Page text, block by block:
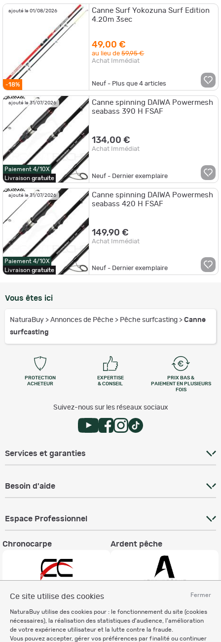
Fermer
Ce site utilise des cookies
NaturaBuy utilise des cookies pour : le fonctionnement du site (cookies
nécessaires), la réalisation des statistiques d'audience, l'amélioration
de votre expérience utilisateur et la lutte contre la fraude.
Vous pouvez accepter, gérer vos préférences par finalité ou continuer
ajouté le 01/08/2026
-18%
Canne Surf Yokozuna Surf Edition
4.20m 3sec
49,00 €
au lieu de59,95 €
Achat Immédiat
Neuf - Plus que4 articles
ajouté le 31/07/2026
Paiement 4/10X
Livraison gratuite
Canne spinning DAIWA Powermesh
seabass 390 H FSAF
134,00 €
Achat Immédiat
Neuf - Dernier exemplaire
ajouté le 31/07/2026
Paiement 4/10X
Livraison gratuite
Canne spinning DAIWA Powermesh
seabass 420 H FSAF
149,90 €
Achat Immédiat
Neuf - Dernier exemplaire
Vous êtes ici
NaturaBuy > Annonces de Pêche > Pêche surfcasting > Canne
surfcasting
PROTECTION
ACHETEUR
EXPERTISE
& CONSEIL
PRIX BAS &
PAIEMENT EN PLUSIEURS
FOIS
Suivez-nous sur les réseaux sociaux
Services et garanties
Besoin d'aide
Espace Professionnel
Chronocarpe Ardent pêche
Informations légales
Charte éthique
Mentions légales